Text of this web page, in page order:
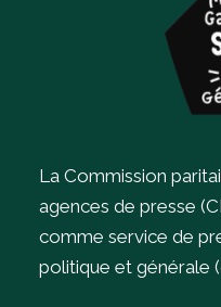
La Commission
agences de presse
comme service de
politique et générale